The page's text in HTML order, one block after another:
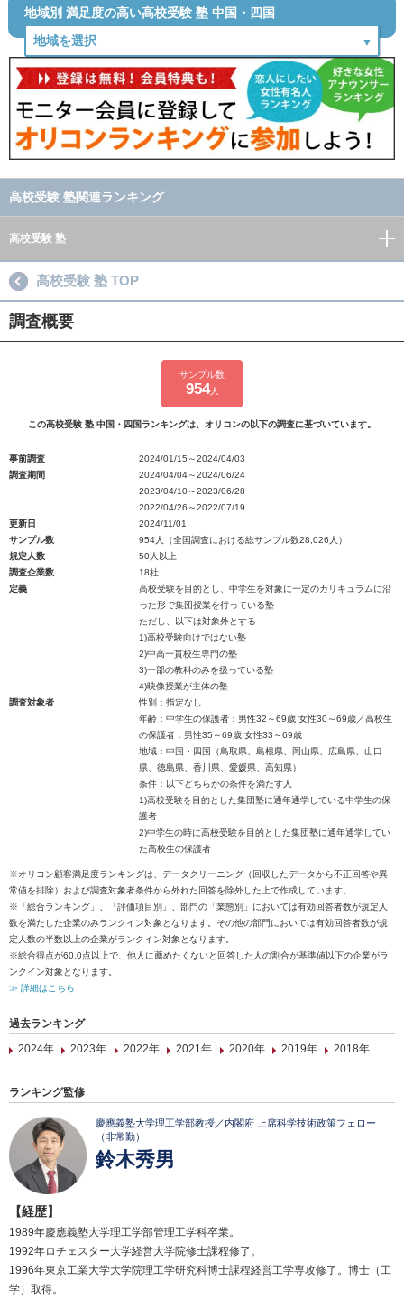
地域別 満足度の高い高校受験 塾 中国・四国
高校受験 塾関連ランキング
高校受験 塾
高校受験 塾 TOP
調査概要
サンプル数
954人
この高校受験 塾 中国・四国ランキングは、オリコンの以下の調査に基づいています。
事前調査
2024/01/15～2024/04/03
調査期間
2024/04/04～2024/06/24
2023/04/10～2023/06/28
2022/04/26～2022/07/19
更新日
2024/11/01
サンプル数
954人（全国調査における総サンプル数28,026人）
規定人数
50人以上
調査企業数
18社
定義
高校受験を目的とし、中学生を対象に一定のカリキュラムに沿
った形で集団授業を行っている塾
ただし、以下は対象外とする
1)高校受験向けではない塾
2)中高一貫校生専門の塾
3)一部の教科のみを扱っている塾
4)映像授業が主体の塾
調査対象者
性別：指定なし
年齢：中学生の保護者：男性32～69歳 女性30～69歳／高校生
の保護者：男性35～69歳 女性33～69歳
地域：中国・四国（鳥取県、島根県、岡山県、広島県、山口
県、徳島県、香川県、愛媛県、高知県）
条件：以下どちらかの条件を満たす人
1)高校受験を目的とした集団塾に通年通学している中学生の保
護者
2)中学生の時に高校受験を目的とした集団塾に通年通学してい
た高校生の保護者
※オリコン顧客満足度ランキングは、データクリーニング（回収したデータから不正回答や異
常値を排除）および調査対象者条件から外れた回答を除外した上で作成しています。
※「総合ランキング」、「評価項目別」、部門の「業態別」においては有効回答者数が規定人
数を満たした企業のみランクイン対象となります。その他の部門においては有効回答者数が規
定人数の半数以上の企業がランクイン対象となります。
※総合得点が60.0点以上で、他人に薦めたくないと回答した人の割合が基準値以下の企業がラ
ンクイン対象となります。
≫ 詳細はこちら
過去ランキング
2024年
2023年 2022年 2021年 2020年 2019年 2018年
ランキング監修
慶應義塾大学理工学部教授／内閣府 上席科学技術政策フェロー
（非常勤）
鈴木秀男
【経歴】
1989年慶應義塾大学理工学部管理工学科卒業。
1992年ロチェスター大学経営大学院修士課程修了。
1996年東京工業大学大学院理工学研究科博士課程経営工学専攻修了。博士（工
学）取得。